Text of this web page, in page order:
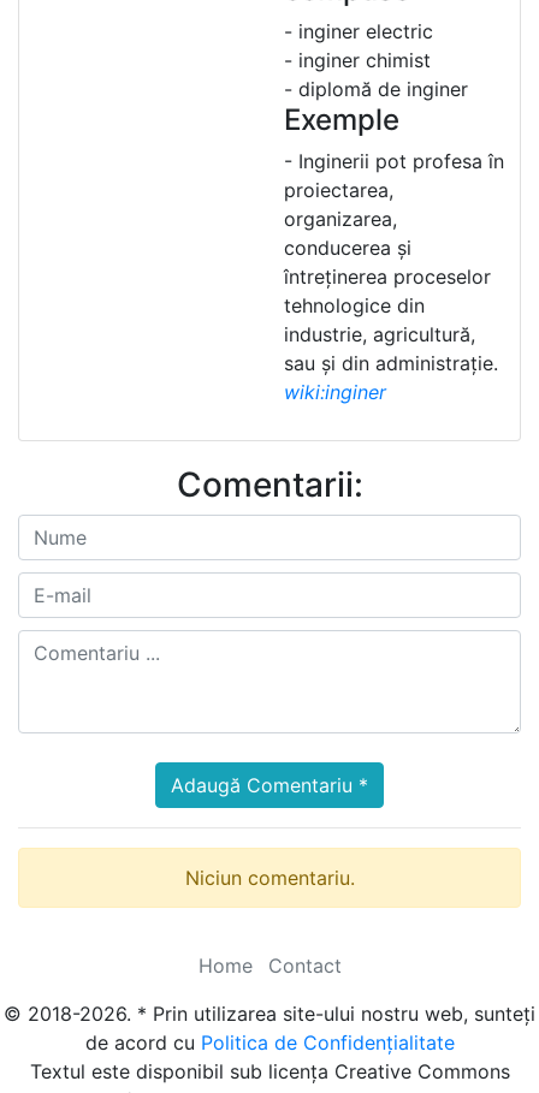
- inginer electric
- inginer chimist
- diplomă de inginer
Exemple
- Inginerii pot profesa în
proiectarea,
organizarea,
conducerea și
întreținerea proceselor
tehnologice din
industrie, agricultură,
sau și din administrație.
wiki:inginer
Comentarii:
Adaugă Comentariu *
Niciun comentariu.
Home
Contact
© 2018-2026. * Prin utilizarea site-ului nostru web, sunteți
de acord cu Politica de Confidențialitate
Textul este disponibil sub licența Creative Commons